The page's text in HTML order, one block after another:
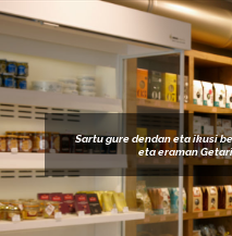
Sartu gure dendan eta ikusi
eta eraman